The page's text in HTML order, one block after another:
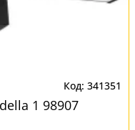
341351
1 98907